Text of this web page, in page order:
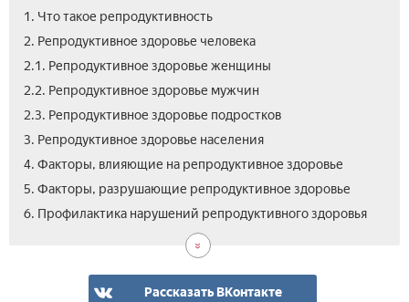
1. Что такое репродуктивность
2. Репродуктивное здоровье человека
2.1. Репродуктивное здоровье женщины
2.2. Репродуктивное здоровье мужчин
2.3. Репродуктивное здоровье подростков
3. Репродуктивное здоровье населения
4. Факторы, влияющие на репродуктивное здоровье
5. Факторы, разрушающие репродуктивное здоровье
6. Профилактика нарушений репродуктивного здоровья
Рассказать ВКонтакте